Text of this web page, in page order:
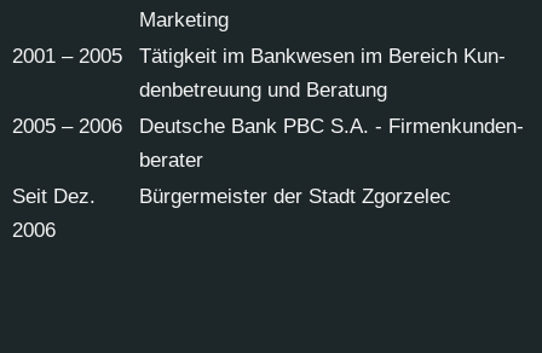
Mar­ke­ting
2001 – 2005
Tä­tig­keit im Bank­we­sen im Be­reich Kun­
den­be­treu­ung und Be­ra­tung
2005 – 2006
Deut­sche Bank PBC S.A. - Fir­men­kun­den­
be­ra­ter
Seit Dez.
2006
Bür­ger­meis­ter der Stadt Zgor­zelec